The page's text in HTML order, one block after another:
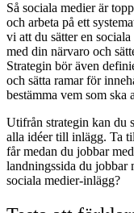
Så sociala medier är
och arbeta på ett
vi att du sätter en
med din närvaro och
Strategin bör även
och sätta ramar för
bestämma vem som ska
Utifrån strategin kan du
alla idéer till inlägg. Ta
får medan du jobbar
landningssida du jobbar
sociala medier-inlägg?